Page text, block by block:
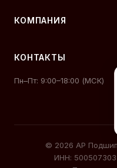
КОМПАНИЯ
КОНТАКТЫ
Пн–Пт: 9:00–18:00 (МСК)
© 2026 АР
ИНН: